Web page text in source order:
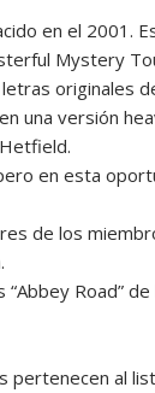
en el 2001.
Mystery
originales
una versión
en esta
de los
Road”
pertenecen al